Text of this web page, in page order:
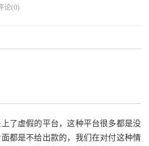
论(0)
了虚假的平台，这种平台很多都是没
都是不给出款的，我们在对付这种情